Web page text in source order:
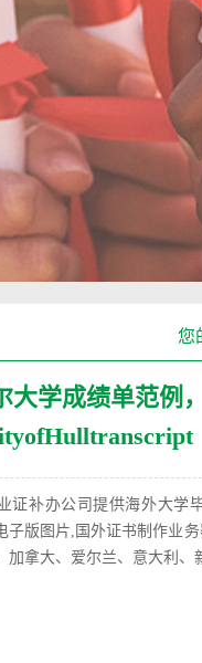
您
大学成绩单范例，
证补办公司提供海外大学
子版图片,国外证书制作业
加拿大、爱尔兰、意大利、